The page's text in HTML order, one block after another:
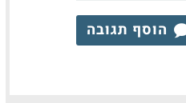
הוסף תגובה